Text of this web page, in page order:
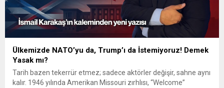
Ülkemizde NATO’yu da, Trump’ı da İstemiyoruz! Demek
Yasak mı?
Tarih bazen tekerrür etmez; sadece aktörler değişir, sahne aynı
kalır. 1946 yılında Amerikan Missouri zırhlısı, “Welcome”